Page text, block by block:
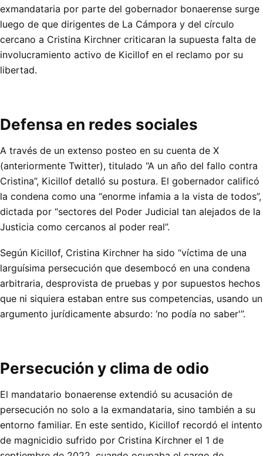
exmandataria por parte del gobernador bonaerense surge
luego de que dirigentes de La Cámpora y del círculo
cercano a Cristina Kirchner criticaran la supuesta falta de
involucramiento activo de Kicillof en el reclamo por su
libertad.
Defensa en redes sociales
A través de un extenso posteo en su cuenta de X
(anteriormente Twitter), titulado “A un año del fallo contra
Cristina”, Kicillof detalló su postura. El gobernador calificó
la condena como una “enorme infamia a la vista de todos”,
dictada por “sectores del Poder Judicial tan alejados de la
Justicia como cercanos al poder real”.
Según Kicillof, Cristina Kirchner ha sido “víctima de una
larguísima persecución que desembocó en una condena
arbitraria, desprovista de pruebas y por supuestos hechos
que ni siquiera estaban entre sus competencias, usando un
argumento jurídicamente absurdo: ‘no podía no saber'”.
Persecución y clima de odio
El mandatario bonaerense extendió su acusación de
persecución no solo a la exmandataria, sino también a su
entorno familiar. En este sentido, Kicillof recordó el intento
de magnicidio sufrido por Cristina Kirchner el 1 de